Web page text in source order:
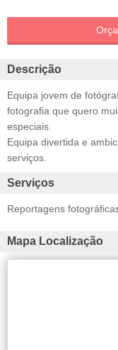
Descrição
Equipa jovem de
fotografia que quero
especiais.
Equipa divertida e
serviços.
Serviços
Reportagens
Mapa Localização